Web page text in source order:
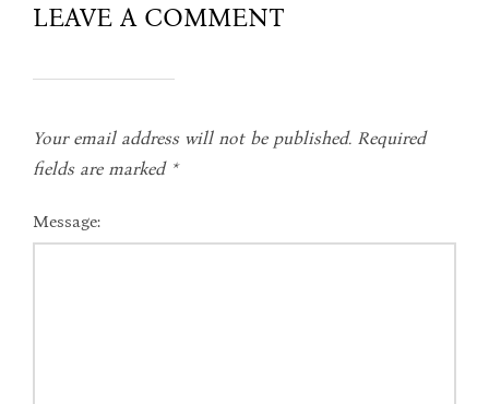
LEAVE A COMMENT
Your email address will not be published. Required
fields are marked *
Message: